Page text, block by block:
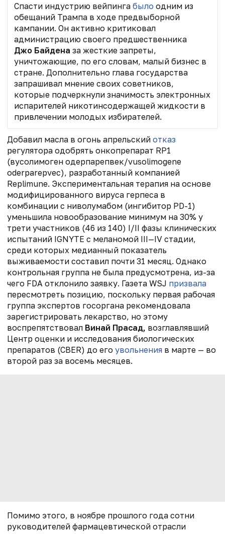
Спасти индустрию вейпинга было одним из
обещаний Трампа в ходе предвыборной
кампании. Он активно критиковал
администрацию своего предшественника
Джо Байдена за жесткие запреты,
уничтожающие, по его словам, малый бизнес в
стране. Дополнительно глава государства
запрашивал мнение своих советников,
которые подчеркнули значимость электронных
испарителей никотинсодержащей жидкости в
привлечении молодых избирателей.
Добавил масла в огонь апрельский отказ
регулятора одобрять онкопрепарат RP1
(вусолимоген одерпарепвек/vusolimogene
oderparepvec), разработанный компанией
Replimune. Экспериментальная терапия на основе
модифицированного вируса герпеса в
комбинации с ниволумабом (ингибитор PD-1)
уменьшила новообразование минимум на 30% у
трети участников (46 из 140) I/II фазы клинических
испытаний IGNYTE с меланомой III—IV стадии,
среди которых медианный показатель
выживаемости составил почти 31 месяц. Однако
контрольная группа не была предусмотрена, из-за
чего FDA отклонило заявку. Газета WSJ призвала
пересмотреть позицию, поскольку первая рабочая
группа экспертов госоргана рекомендовала
зарегистрировать лекарство, но этому
воспрепятствовал Винай Прасад, возглавлявший
Центр оценки и исследования биологических
препаратов (CBER) до его увольнения в марте — во
второй раз за восемь месяцев.
Помимо этого, в ноябре прошлого года сотни
руководителей фармацевтической отрасли